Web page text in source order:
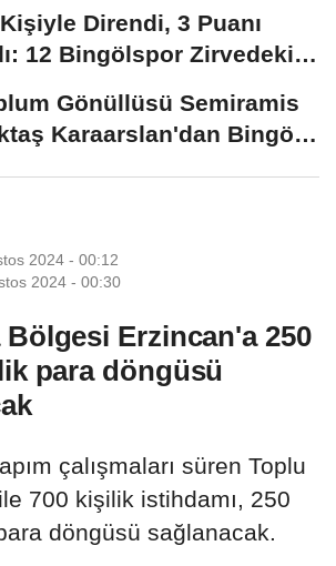
Direndi, 3 Puanı
12 Bingölspor Zirvedeki
Gönüllüsü Semiramis
Karaarslan'dan Bingöl
2024 - 00:12
2024 - 00:30
Bölgesi Erzincan'a 250
para döngüsü
çalışmaları süren Toplu
700 kişilik istihdamı, 250
döngüsü sağlanacak.